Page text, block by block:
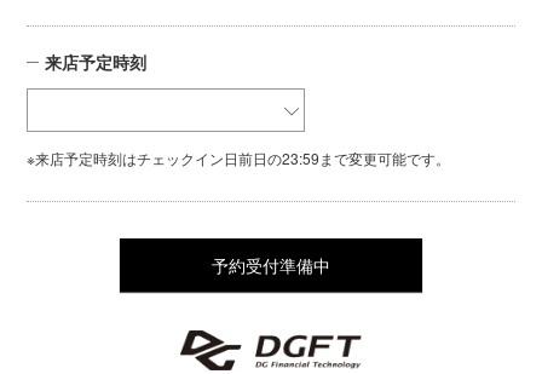
来店予定時刻
※来店予定時刻はチェックイン日前日の23:59まで変更可能です。
予約受付準備中